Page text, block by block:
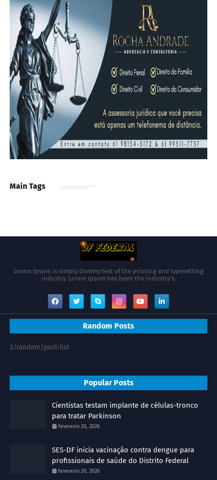
Main Tags
Lorem Ipsum is simply dummy text of the printing and typesetting
industry. Lorem Ipsum has been the industry's.
Random Posts
3/random/post-list
Popular Posts
Cientistas testam implante de células-tronco
para tratar Parkinson
fevereiro 20, 2026
SES-DF inicia vacinação contra dengue para
profissionais de saúde do Distrito Federal
fevereiro 20, 2026